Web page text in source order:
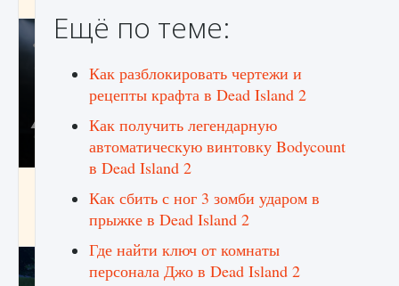
9 августа 2024 1 297
Ещё по теме:
Как разблокировать чертежи и
рецепты крафта в Dead Island 2
Как получить легендарную
автоматическую винтовку Bodycount
в Dead Island 2
Как сбить с ног 3 зомби ударом в
прыжке в Dead Island 2
Где найти ключ от комнаты
персонала Джо в Dead Island 2